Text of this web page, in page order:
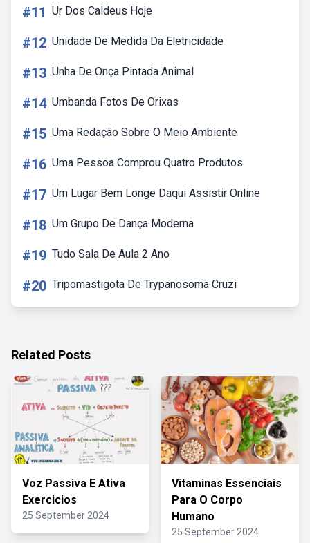
#11 Ur Dos Caldeus Hoje
#12 Unidade De Medida Da Eletricidade
#13 Unha De Onça Pintada Animal
#14 Umbanda Fotos De Orixas
#15 Uma Redação Sobre O Meio Ambiente
#16 Uma Pessoa Comprou Quatro Produtos
#17 Um Lugar Bem Longe Daqui Assistir Online
#18 Um Grupo De Dança Moderna
#19 Tudo Sala De Aula 2 Ano
#20 Tripomastigota De Trypanosoma Cruzi
Related Posts
Voz Passiva E Ativa
Exercicios
25 September 2024
Vitaminas Essenciais
Para O Corpo
Humano
25 September 2024